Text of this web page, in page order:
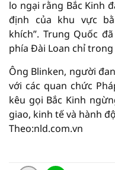
lo ngại rằng Bắc Kinh
định của khu vực
khích”. Trung Quốc
phía Đài Loan chỉ trong
Ông Blinken, người
với các quan chức
kêu gọi Bắc Kinh
giao, kinh tế và hành
Theo:nld.com.vn